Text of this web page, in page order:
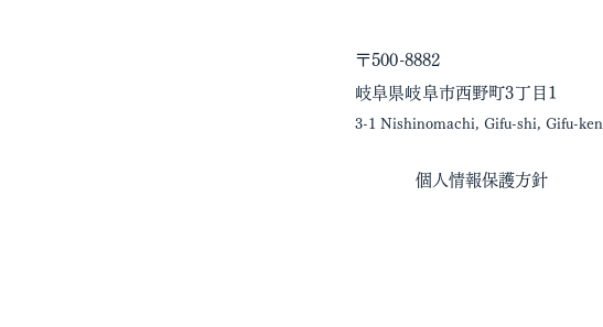
〒500-8882
岐阜県岐阜市西野町3丁目1
3-1 Nishinomachi, Gifu-shi, Gifu-ken
個人情報保護方針